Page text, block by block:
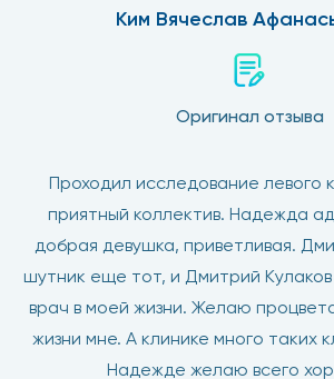
Ким Вячеслав
Оригинал отзыва
Проходил исследование левого
приятный коллектив. Надежда
добрая девушка, приветливая.
шутник еще тот, и Дмитрий
врач в моей жизни. Желаю
жизни мне. А клинике много таких
Надежде желаю всего